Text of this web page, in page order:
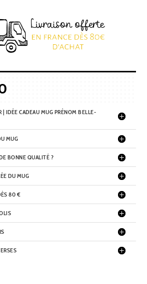
| IDÉE CADEAU MUG PRÉNOM BELLE-
MUG
BONNE QUALITÉ ?
DU MUG
80 €